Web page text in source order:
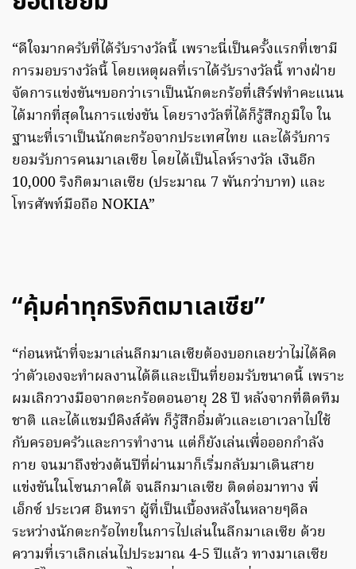
“ดีใจมากครับที่ได้รับรางวัลนี้ เพราะนี่เป็นครั้งแรกที่เขามี
การมอบรางวัลนี้ โดยเหตุผลที่เราได้รับรางวัลนี้ ทางฝ่าย
จัดการแข่งขันฯบอกว่าเราเป็นนักตะกร้อที่เสิร์ฟทำคะแนน
ได้มากที่สุดในการแข่งขัน โดยรางวัลที่ได้ก็รู้สึกภูมิใจ ใน
ฐานะที่เราเป็นนักตะกร้อจากประเทศไทย และได้รับการ
ยอมรับการคนมาเลเซีย โดยได้เป็นโลห์รางวัล เงินอีก
10,000 ริงกิตมาเลเซีย (ประมาณ 7 พันกว่าบาท) และ
โทรศัพท์มือถือ NOKIA”
“คุ้มค่าทุกริงกิตมาเลเซีย”
“ก่อนหน้าที่จะมาเล่นลีกมาเลเซียต้องบอกเลยว่าไม่ได้คิด
ว่าตัวเองจะทำผลงานได้ดีและเป็นที่ยอมรับขนาดนี้ เพราะ
ผมเลิกวางมือจากตะกร้อตอนอายุ 28 ปี หลังจากที่ติดทีม
ชาติ และได้แชมป์คิงส์คัพ ก็รู้สึกอิ่มตัวและเอาเวลาไปใช้
กับครอบครัวและการทำงาน แต่ก็ยังเล่นเพื่อออกกำลัง
กาย จนมาถึงช่วงต้นปีที่ผ่านมาก็เริ่มกลับมาเดินสาย
แข่งขันในโซนภาคใต้ จนลีกมาเลเซีย ติดต่อมาทาง พี่
เอ็กซ์ ประเวศ อินทรา ผู้ที่เป็นเบื้องหลังในหลายๆดีล
ระหว่างนักตะกร้อไทยในการไปเล่นในลีกมาเลเซีย ด้วย
ความที่เราเลิกเล่นไปประมาณ 4-5 ปีแล้ว ทางมาเลเซีย